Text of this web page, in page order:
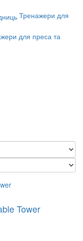
Тренажери для
для преса та
Tower